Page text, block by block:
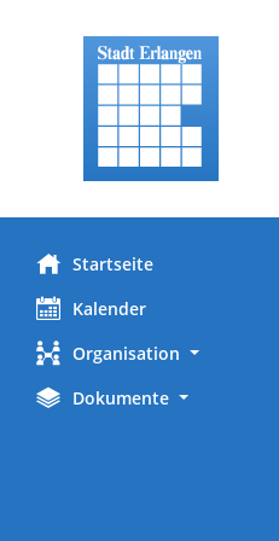
Startseite
Kalender
Organisation
Dokumente